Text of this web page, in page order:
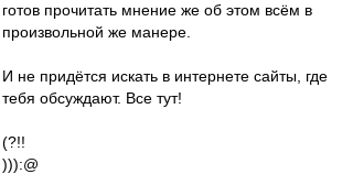
готов прочитать мнение же об этом всём в
произвольной же манере.
И не придётся искать в интернете сайты, где
тебя обсуждают. Все тут!
(?!!
))):@